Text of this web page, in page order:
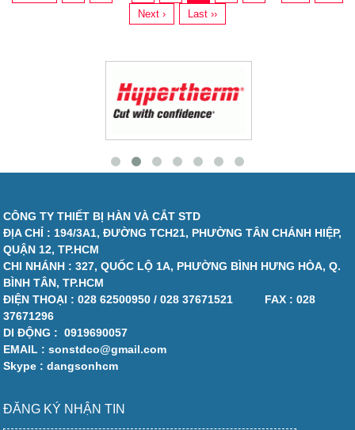
Next ›
Last ››
CÔNG TY THIẾT BỊ HÀN VÀ CẮT STD
ĐỊA CHỈ : 194/3A1, ĐƯỜNG TCH21, PHƯỜNG TÂN CHÁNH HIỆP,
QUẬN 12, TP.HCM
CHI NHÁNH : 327, QUỐC LỘ 1A, PHƯỜNG BÌNH HƯNG HÒA, Q.
BÌNH TÂN, TP.HCM
ĐIỆN THOẠI :028 62500950 / 028 37671521 FAX :028
37671296
DI ĐỘNG :0919690057
EMAIL : sonstdco@gmail.com
Skype : dangsonhcm
ĐĂNG KÝ NHẬN TIN